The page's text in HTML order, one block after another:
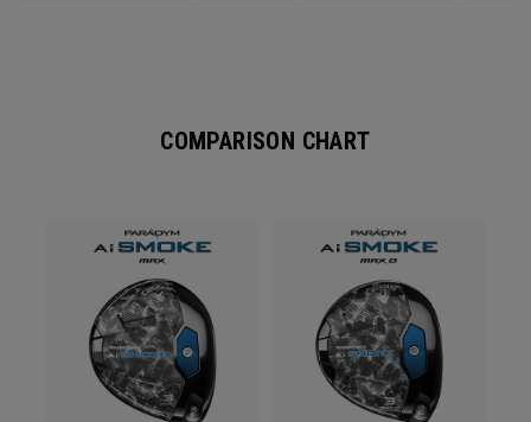
COMPARISON CHART